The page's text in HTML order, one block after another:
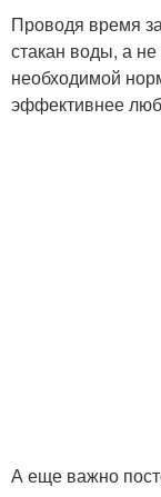
Проводя время
стакан воды, а
необходимой
эффективнее
А еще важно